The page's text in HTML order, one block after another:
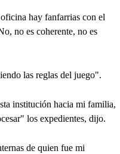
hay fanfarrias con el
no es coherente, no es
las reglas del juego".
institución hacia mi familia,
los expedientes, dijo.
de quien fue mi